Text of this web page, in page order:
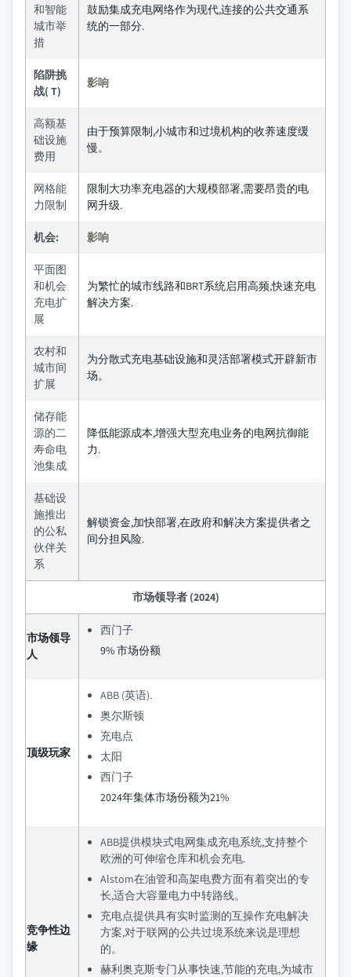
和智能
城市举
措
鼓励集成充电网络作为现代,连接的公共交通系
统的一部分.
陷阱挑
战( T)
影响
高额基
础设施
费用
由于预算限制,小城市和过境机构的收养速度缓
慢。
网格能
力限制
限制大功率充电器的大规模部署,需要昂贵的电
网升级.
机会: 影响
平面图
和机会
充电扩
展
为繁忙的城市线路和BRT系统启用高频,快速充电
解决方案.
农村和
城市间
扩展
为分散式充电基础设施和灵活部署模式开辟新市
场。
储存能
源的二
寿命电
池集成
降低能源成本,增强大型充电业务的电网抗御能
力.
基础设
施推出
的公私
伙伴关
系
解锁资金,加快部署,在政府和解决方案提供者之
间分担风险.
市场领导者 (2024)
市场领导
人
西门子
9% 市场份额
顶级玩家
ABB (英语).
奥尔斯顿
充电点
太阳
西门子
2024年集体市场份额为21%
竞争性边
缘
ABB提供模块式电网集成充电系统,支持整个
欧洲的可伸缩仓库和机会充电.
Alstom在油管和高架电费方面有着突出的专
长,适合大容量电力中转路线。
充电点提供具有实时监测的互操作充电解决
方案,对于联网的公共过境系统来说是理想
的。
赫利奥克斯专门从事快速,节能的充电,为城市